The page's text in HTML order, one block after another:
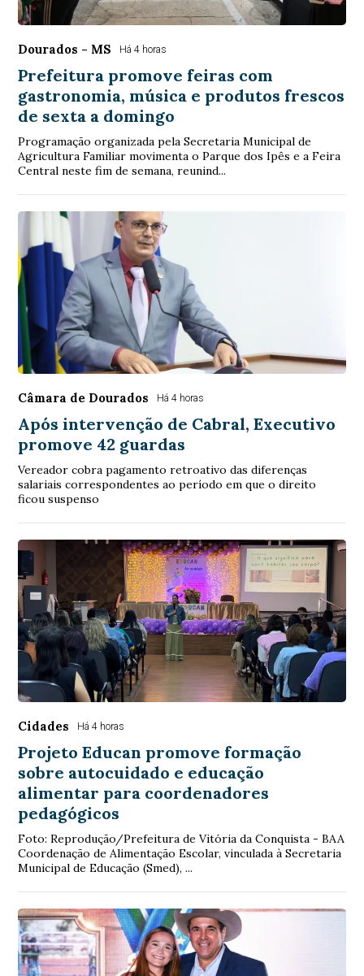
Dourados - MS Há 4 horas
Prefeitura promove feiras com
gastronomia, música e produtos frescos
de sexta a domingo
Programação organizada pela Secretaria Municipal de
Agricultura Familiar movimenta o Parque dos Ipês e a Feira
Central neste fim de semana, reunind...
Câmara de Dourados Há 4 horas
Após intervenção de Cabral, Executivo
promove 42 guardas
Vereador cobra pagamento retroativo das diferenças
salariais correspondentes ao período em que o direito
ficou suspenso
Cidades Há 4 horas
Projeto Educan promove formação
sobre autocuidado e educação
alimentar para coordenadores
pedagógicos
Foto: Reprodução/Prefeitura de Vitória da Conquista - BAA
Coordenação de Alimentação Escolar, vinculada à Secretaria
Municipal de Educação (Smed), ...